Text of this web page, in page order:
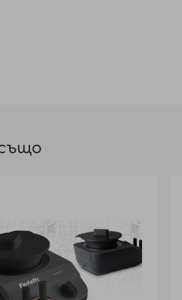
цвят. Играе ролята на мост
растителен кератин и